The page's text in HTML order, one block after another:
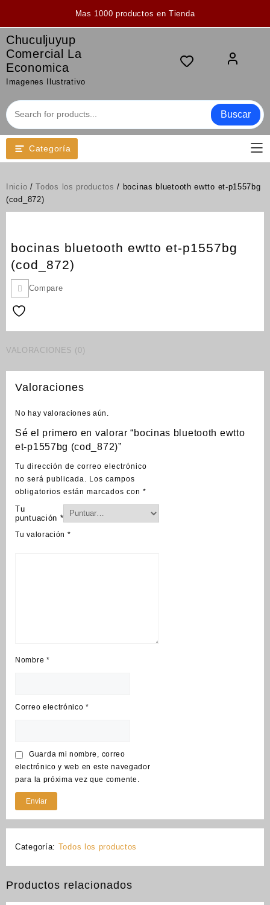
Mas 1000 productos en Tienda
Chuculjuyup
Comercial La
Economica
Imagenes Ilustrativo
Buscar
Categoría
Inicio /Todos los productos / bocinas bluetooth ewtto et-p1557bg
(cod_872)
bocinas bluetooth ewtto et-p1557bg
(cod_872)
Compare
VALORACIONES (0)
Valoraciones
No hay valoraciones aún.
Sé el primero en valorar “bocinas bluetooth ewtto
et-p1557bg (cod_872)”
Tu dirección de correo electrónico
no será publicada.
Los campos
obligatorios están marcados con *
Tu
puntuación *
Tu valoración *
Nombre *
Correo electrónico*
Guarda mi nombre, correo
electrónico y web en este navegador
para la próxima vez que comente.
Categoría: Todos los productos
Productos relacionados